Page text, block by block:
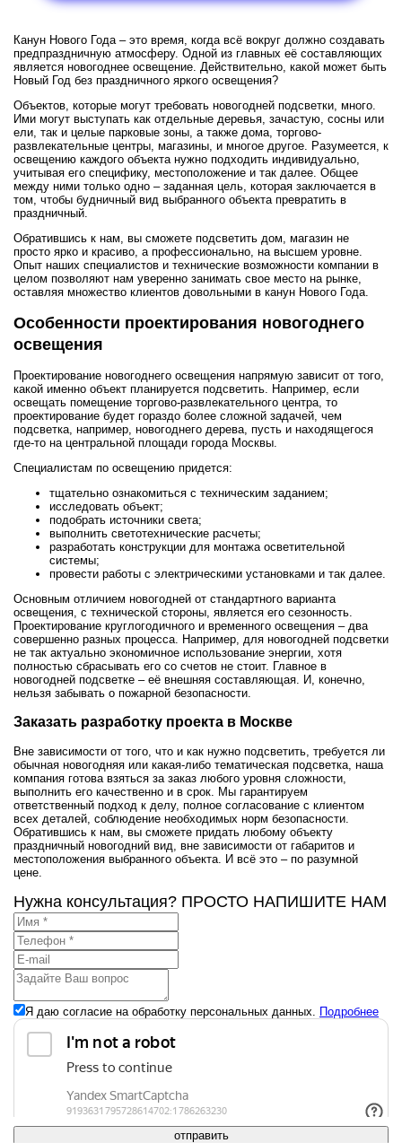
Канун Нового Года – это время, когда всё вокруг должно создавать
предпраздничную атмосферу. Одной из главных её составляющих
является новогоднее освещение. Действительно, какой может быть
Новый Год без праздничного яркого освещения?
Объектов, которые могут требовать новогодней подсветки, много.
Ими могут выступать как отдельные деревья, зачастую, сосны или
ели, так и целые парковые зоны, а также дома, торгово-
развлекательные центры, магазины, и многое другое. Разумеется, к
освещению каждого объекта нужно подходить индивидуально,
учитывая его специфику, местоположение и так далее. Общее
между ними только одно – заданная цель, которая заключается в
том, чтобы будничный вид выбранного объекта превратить в
праздничный.
Обратившись к нам, вы сможете подсветить дом, магазин не
просто ярко и красиво, а профессионально, на высшем уровне.
Опыт наших специалистов и технические возможности компании в
целом позволяют нам уверенно занимать свое место на рынке,
оставляя множество клиентов довольными в канун Нового Года.
Особенности проектирования новогоднего
освещения
Проектирование новогоднего освещения напрямую зависит от того,
какой именно объект планируется подсветить. Например, если
освещать помещение торгово-развлекательного центра, то
проектирование будет гораздо более сложной задачей, чем
подсветка, например, новогоднего дерева, пусть и находящегося
где-то на центральной площади города Москвы.
Специалистам по освещению придется:
тщательно ознакомиться с техническим заданием;
исследовать объект;
подобрать источники света;
выполнить светотехнические расчеты;
разработать конструкции для монтажа осветительной
системы;
провести работы с электрическими установками и так далее.
Основным отличием новогодней от стандартного варианта
освещения, с технической стороны, является его сезонность.
Проектирование круглогодичного и временного освещения – два
совершенно разных процесса. Например, для новогодней подсветки
не так актуально экономичное использование энергии, хотя
полностью сбрасывать его со счетов не стоит. Главное в
новогодней подсветке – её внешняя составляющая. И, конечно,
нельзя забывать о пожарной безопасности.
Заказать разработку проекта в Москве
Вне зависимости от того, что и как нужно подсветить, требуется ли
обычная новогодняя или какая-либо тематическая подсветка, наша
компания готова взяться за заказ любого уровня сложности,
выполнить его качественно и в срок. Мы гарантируем
ответственный подход к делу, полное согласование с клиентом
всех деталей, соблюдение необходимых норм безопасности.
Обратившись к нам, вы сможете придать любому объекту
праздничный новогодний вид, вне зависимости от габаритов и
местоположения выбранного объекта. И всё это – по разумной
цене.
Нужна консультация? ПРОСТО НАПИШИТЕ НАМ
Я даю согласие на обработку персональных данных. Подробнее
отправить